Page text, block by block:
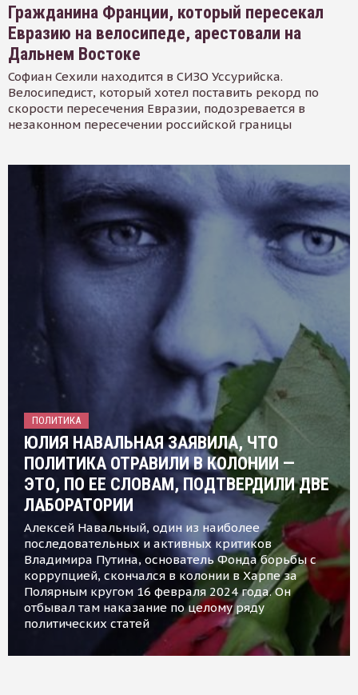
Гражданина Франции, который пересекал
Евразию на велосипеде, арестовали на
Дальнем Востоке
Софиан Сехили находится в СИЗО Уссурийска.
Велосипедист, который хотел поставить рекорд по
скорости пересечения Евразии, подозревается в
незаконном пересечении российской границы
ПОЛИТИКА
ЮЛИЯ НАВАЛЬНАЯ ЗАЯВИЛА, ЧТО
ПОЛИТИКА ОТРАВИЛИ В КОЛОНИИ —
ЭТО, ПО ЕЕ СЛОВАМ, ПОДТВЕРДИЛИ ДВЕ
ЛАБОРАТОРИИ
Алексей Навальный, один из наиболее
последовательных и активных критиков
Владимира Путина, основатель Фонда борьбы с
коррупцией, скончался в колонии в Харпе за
Полярным кругом 16 февраля 2024 года. Он
отбывал там наказание по целому ряду
политических статей